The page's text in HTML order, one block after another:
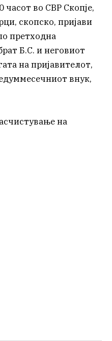
часот во СВР Скопје,
скопско, пријави
претходна
Б.С. и неговиот
на пријавителот,
внук,
на